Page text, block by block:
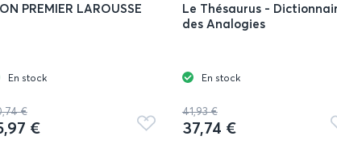
PREMIER LAROUSSE
En stock
€
€
Ajouter
Le Thésaurus -
des Analogies
En stock
41,93 €
37,74 €